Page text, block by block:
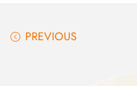
PREVIOUS